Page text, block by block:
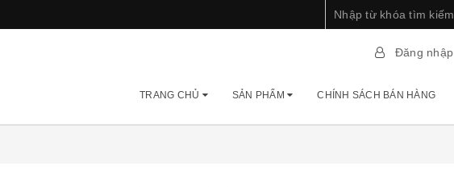
Đăng nhập
TRANG CHỦ SẢN PHẨM CHÍNH SÁCH BÁN HÀNG